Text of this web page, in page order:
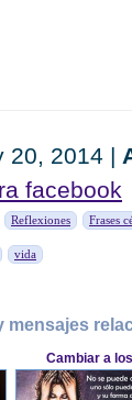
20, 2014 |
facebook
Reflexiones Frases
vida
mensajes
Cambiar a